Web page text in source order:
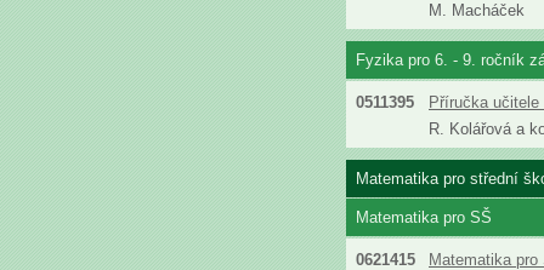
M. Macháček
Fyzika pro 6. - 9. ročník
0511395
Příručka
R. Kolářová a
Matematika pro střední
Matematika pro SŠ
0621415
Matematika